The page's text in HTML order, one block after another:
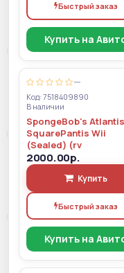
Быстрый заказ
Купить на
—
Код: 7518409890
В наличии
SpongeBob's Atlantis
SquarePantis Wii
(Sealed) (rv
2000.00р.
Купить
Быстрый заказ
Купить на